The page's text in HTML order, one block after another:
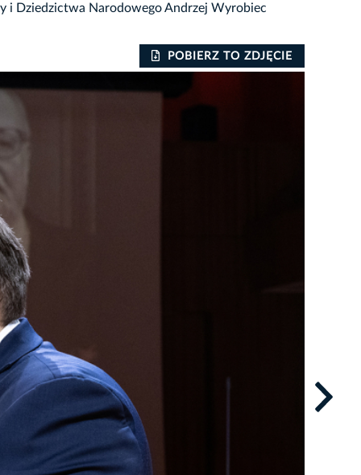
i Dziedzictwa Narodowego Andrzej Wyrobiec
POBIERZ TO ZDJĘCIE